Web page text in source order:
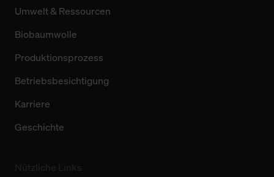
Umwelt & Ressourcen
Biobaumwolle
Produktionsprozess
Betriebsbesichtigung
Karriere
Geschichte